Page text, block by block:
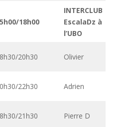
18h00
INTERCLUB
EscalaDz à
l’UBO
20h30 Olivier
22h30 Adrien
21h30 Pierre D